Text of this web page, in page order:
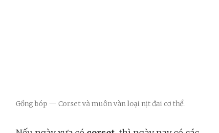
Gồng bóp — Corset và muôn vàn loại nịt đai cơ thể.